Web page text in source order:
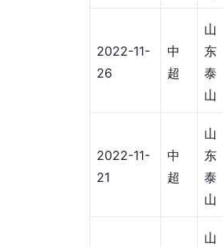
2022-11-
26
中
超
山
东
泰
山
2022-11-
21
中
超
山
东
泰
山
山